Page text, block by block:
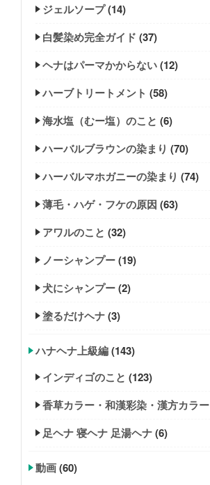
ジェルソープ(14)
白髪染め完全ガイド (37)
ヘナはパーマかからない(12)
ハーブトリートメント (58)
海水塩（むー塩）のこと (6)
ハーバルブラウンの染まり (70)
ハーバルマホガニーの染まり (74)
薄毛・ハゲ・フケの原因 (63)
アワルのこと (32)
ノーシャンプー(19)
犬にシャンプー(2)
塗るだけヘナ(3)
ハナヘナ上級編(143)
インディゴのこと (123)
香草カラー・和漢彩染・漢方カラー
足ヘナ 寝ヘナ 足湯ヘナ(6)
動画(60)